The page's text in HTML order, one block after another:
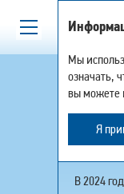
В 2024
Мы
означать,
вы можете
Я